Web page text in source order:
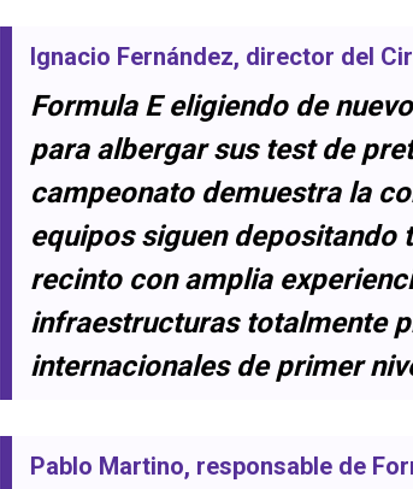
Ignacio Fernández, director del
Formula E eligiendo de
para albergar sus test de
campeonato demuestra la
equipos siguen depositando
recinto con amplia
infraestructuras totalmente
internacionales de primer
Pablo Martino, responsable de